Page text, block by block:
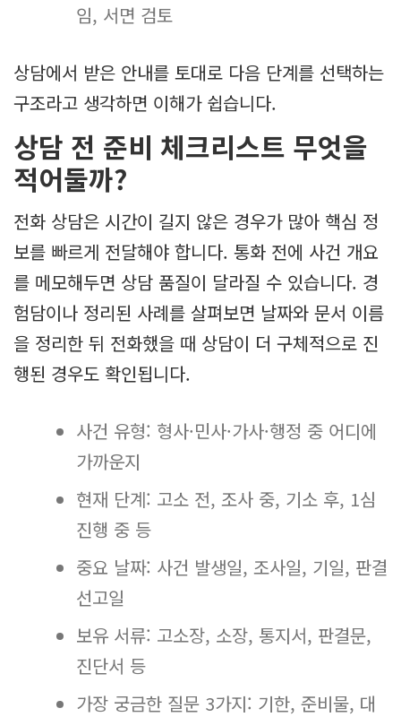
임, 서면 검토
상담에서 받은 안내를 토대로 다음 단계를 선택하는
구조라고 생각하면 이해가 쉽습니다.
상담 전 준비 체크리스트 무엇을
적어둘까?
전화 상담은 시간이 길지 않은 경우가 많아 핵심 정
보를 빠르게 전달해야 합니다. 통화 전에 사건 개요
를 메모해두면 상담 품질이 달라질 수 있습니다. 경
험담이나 정리된 사례를 살펴보면 날짜와 문서 이름
을 정리한 뒤 전화했을 때 상담이 더 구체적으로 진
행된 경우도 확인됩니다.
사건 유형: 형사·민사·가사·행정 중 어디에
가까운지
현재 단계: 고소 전, 조사 중, 기소 후, 1심
진행 중 등
중요 날짜: 사건 발생일, 조사일, 기일, 판결
선고일
보유 서류: 고소장, 소장, 통지서, 판결문,
진단서 등
가장 궁금한 질문 3가지: 기한, 준비물, 대